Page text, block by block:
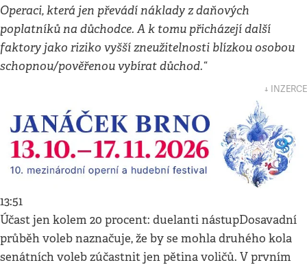
Operaci, která jen převádí náklady z daňových
poplatníků na důchodce. A k tomu přicházejí další
faktory jako riziko vyšší zneužitelnosti blízkou osobou
schopnou/pověřenou vybírat důchod.“
↓ INZERCE
13:51
Účast jen kolem 20 procent: duelanti nástupDosavadní
průběh voleb naznačuje, že by se mohla druhého kola
senátních voleb zúčastnit jen pětina voličů. V prvním